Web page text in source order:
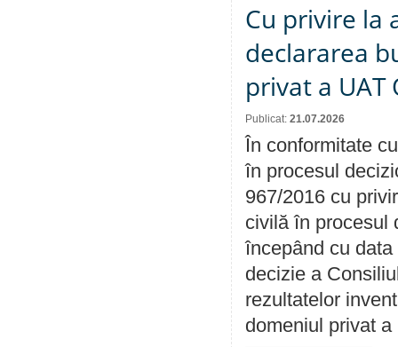
Cu privire la
declararea
privat a UAT
Publicat: 21.07.2026
În conformitate
în procesul
967/2016 cu
civilă în procesul
începând cu
decizie a
rezultatelor
domeniul privat a